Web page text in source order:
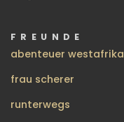
FREUNDE
abenteuer westafrika
frau scherer
runterwegs